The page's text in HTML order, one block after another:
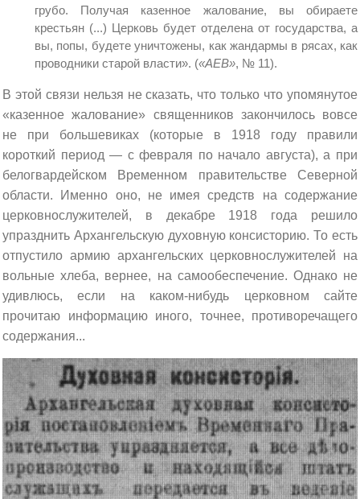
грубо. Получая казенное жалование, вы обираете
крестьян (...) Церковь будет отделена от государства, а
вы, попы, будете уничтожены, как жандармы в рясах, как
проводники старой власти». («АЕВ», № 11).
В этой связи нельзя не сказать, что только что упомянутое
«казенное жалование» священников закончилось вовсе
не при большевиках (которые в 1918 году правили
короткий период — с февраля по начало августа), а при
белогвардейском Временном правительстве Северной
области. Именно оно, не имея средств на содержание
церковнослужителей, в декабре 1918 года решило
упразднить Архангельскую духовную консисторию. То есть
отпустило армию архангельских церковнослужителей на
вольные хлеба, вернее, на самообеспечение. Однако не
удивлюсь, если на каком-нибудь церковном сайте
прочитаю информацию иного, точнее, противоречащего
содержания...